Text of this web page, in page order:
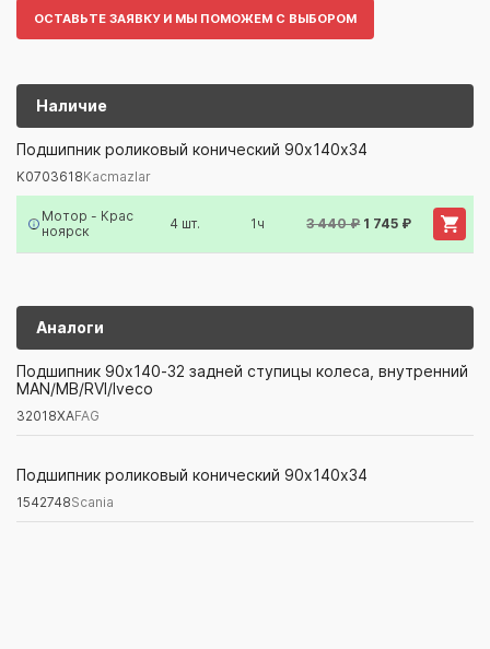
ОСТАВЬТЕ ЗАЯВКУ И МЫ ПОМОЖЕМ С ВЫБОРОМ
Наличие
Артикул/БрендНаименование
K0703618Kacmazlar
Подшипник роликовый конический 90x140x34
K0703618Kacmazlar
Мотор - Крас
ноярск
4 шт. 1ч 3 440 ₽ 1 745 ₽
Аналоги
Артикул/Бренд
32018XAFAG
Подшипник 90х140-32 задней ступицы колеса, внутренний
MAN/MB/RVI/Iveco
32018XAFAG
1542748Scania
Подшипник роликовый конический 90x140x34
1542748Scania